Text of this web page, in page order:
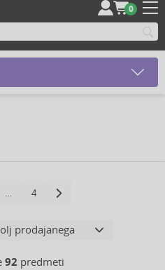
0
… 4
92 predmeti